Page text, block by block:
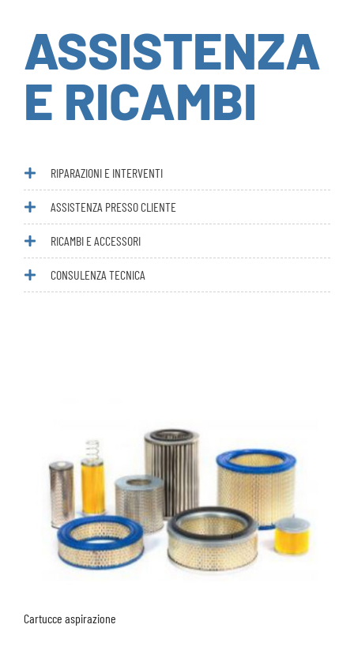
ASSISTENZA
E RICAMBI
ASSISTENZA PRESSO CLIENTE
RICAMBI E ACCESSORI
CONSULENZA TECNICA